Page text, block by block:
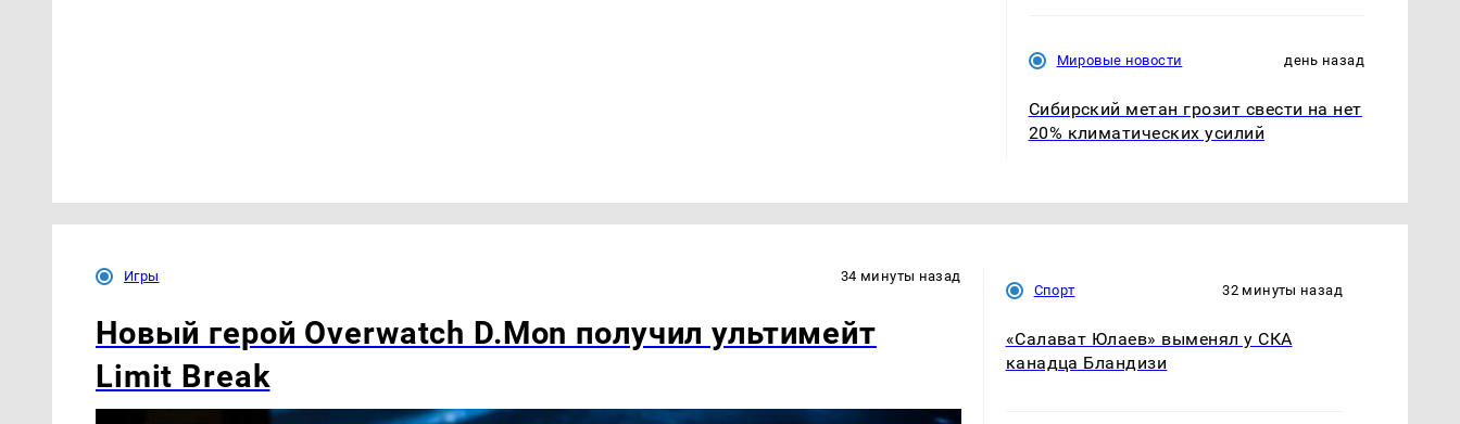
Мировые новости день назад
Сибирский метан грозит свести на нет
20% климатических усилий
Игры 34 минуты назад
Новый герой Overwatch D.Mon получил ультимейт
Limit Break
Спорт 32 минуты назад
«Салават Юлаев» выменял у СКА
канадца Бландизи